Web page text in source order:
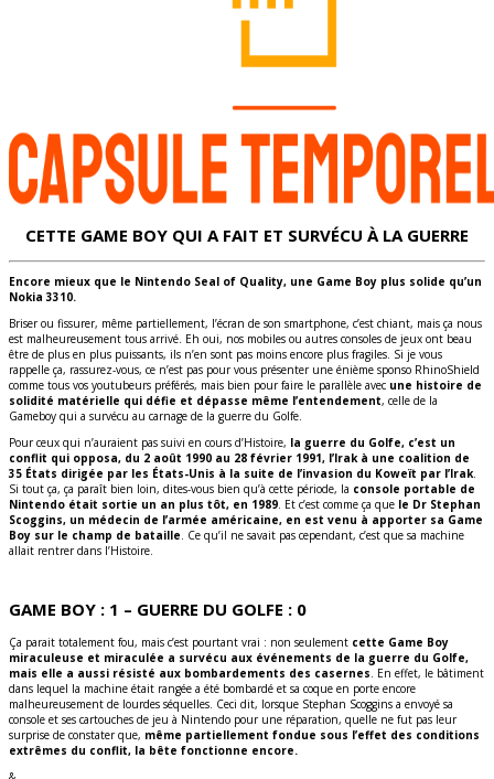
CETTE GAME BOY QUI A FAIT ET SURVÉCU À LA GUERRE
Encore mieux que le Nintendo Seal of Quality, une Game Boy plus solide qu’un
Nokia 3310.
Briser ou fissurer, même partiellement, l’écran de son smartphone, c’est chiant, mais ça nous
est malheureusement tous arrivé. Eh oui, nos mobiles ou autres consoles de jeux ont beau
être de plus en plus puissants, ils n’en sont pas moins encore plus fragiles. Si je vous
rappelle ça, rassurez-vous, ce n’est pas pour vous présenter une énième sponso RhinoShield
comme tous vos youtubeurs préférés, mais bien pour faire le parallèle avec une histoire de
solidité matérielle qui défie et dépasse même l’entendement, celle de la
Gameboy qui a survécu au carnage de la guerre du Golfe.
Pour ceux qui n’auraient pas suivi en cours d’Histoire, la guerre du Golfe, c’est un
conflit qui opposa, du 2 août 1990 au 28 février 1991, l’Irak à une coalition de
35 États dirigée par les États-Unis à la suite de l’invasion du Koweït par l’Irak
Si tout ça, ça paraît bien loin, dites-vous bien qu’à cette période, la console portable de
Nintendo était sortie un an plus tôt, en 1989 . Et c’est comme ça que le Dr Stephan
Scoggins, un médecin de l’armée américaine, en est venu à apporter sa Game
Boy sur le champ de bataille . Ce qu’il ne savait pas cependant, c’est que sa machine
allait rentrer dans l’Histoire.
GAME BOY : 1 – GUERRE DU GOLFE : 0
Ça parait totalement fou, mais c’est pourtant vrai : non seulement cette Game Boy
miraculeuse et miraculée a survécu aux événements de la guerre du Golfe,
mais elle a aussi résisté aux bombardements des casernes . En effet, le bâtiment
dans lequel la machine était rangée a été bombardé et sa coque en porte encore
malheureusement de lourdes séquelles. Ceci dit, lorsque Stephan Scoggins a envoyé sa
console et ses cartouches de jeu à Nintendo pour une réparation, quelle ne fut pas leur
surprise de constater que, même partiellement fondue sous l’effet des conditions
extrêmes du conflit, la bête fonctionne encore.